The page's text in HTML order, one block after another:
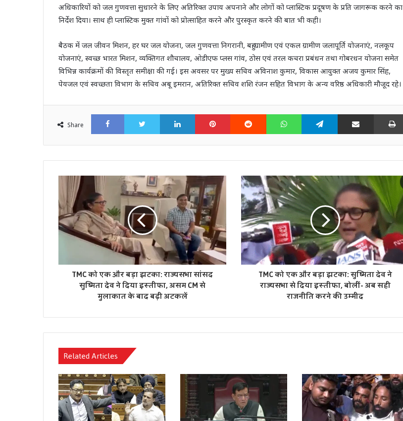
अधिकारियों को जल गुणवत्ता सुधारने के लिए अतिरिक्त उपाय अपनाने और लोगों को प्लास्टिक प्रदूषण के प्रति जागरूक करने का
निर्देश दिया। साथ ही प्लास्टिक मुक्त गांवों को प्रोत्साहित करने और पुरस्कृत करने की बात भी कही।
बैठक में जल जीवन मिशन, हर घर जल योजना, जल गुणवत्ता निगरानी, बहु-ग्रामीण एवं एकल ग्रामीण जलापूर्ति योजनाएं, नलकूप
योजनाएं, स्वच्छ भारत मिशन, व्यक्तिगत शौचालय, ओडीएफ प्लस गांव, ठोस एवं तरल कचरा प्रबंधन तथा गोबरधन योजना समेत
विभिन्न कार्यक्रमों की विस्तृत समीक्षा की गई। इस अवसर पर मुख्य सचिव अविनाश कुमार, विकास आयुक्त अजय कुमार सिंह,
पेयजल एवं स्वच्छता विभाग के सचिव अबू इमरान, अतिरिक्त सचिव शशि रंजन सहित विभाग के अन्य वरिष्ठ अधिकारी मौजूद रहे।
Share
FacebookTwitter LinkedIn Pinterest Reddit WhatsAppTelegram Share via Email
TMC को एक और बड़ा झटका: राज्यसभा सांसद
सुष्मिता देव ने दिया इस्तीफा, असम CM से
मुलाकात के बाद बढ़ी अटकलें
TMC को एक और बड़ा झटका: सुष्मिता देव ने
राज्यसभा से दिया इस्तीफा, बोलीं- अब सही
राजनीति करने की उम्मीद
Related Articles